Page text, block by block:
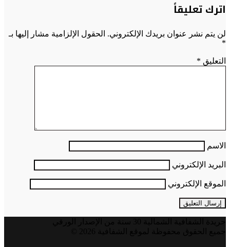
اترك تعليقاً
لن يتم نشر عنوان بريدك الإلكتروني. الحقول الإلزامية مشار إليها بـ
*
التعليق *
الاسم
البريد الإلكتروني
الموقع الإلكتروني